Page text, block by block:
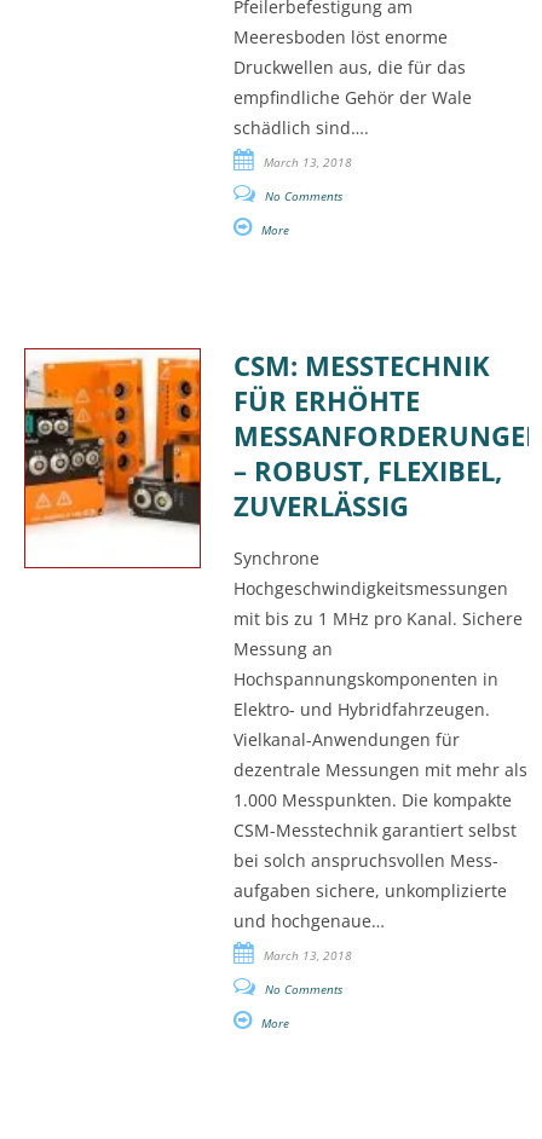
Pfeilerbefestigung am
Meeresboden löst enorme
Druckwellen aus, die für das
empfindliche Gehör der Wale
schädlich sind….
March 13, 2018
No Comments
More
CSM: MESSTECHNIK
FÜR ERHÖHTE
– ROBUST, FLEXIBEL,
ZUVERLÄSSIG
Synchrone
Hochgeschwindigkeitsmessungen
mit bis zu 1 MHz pro Kanal. Sichere
Messung an
Hochspannungskomponenten in
Elektro- und Hybridfahrzeugen.
Vielkanal-Anwendungen für
dezentrale Messungen mit mehr als
1.000 Messpunkten. Die kompakte
CSM-Messtechnik garantiert selbst
bei solch anspruchsvollen Mess-
aufgaben sichere, unkomplizierte
und hochgenaue…
March 13, 2018
No Comments
More